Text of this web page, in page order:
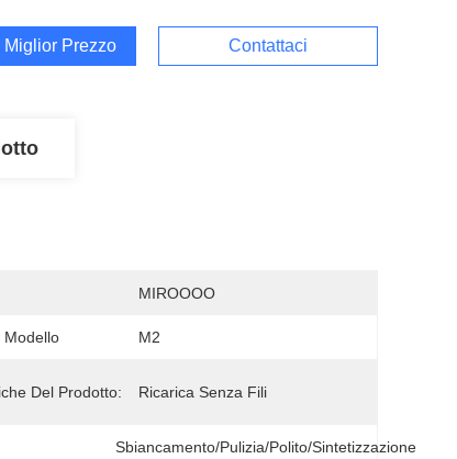
Miglior Prezzo Contattaci
MIROOOO
Modello M2
Del Prodotto: Ricarica Senza Fili
Sbiancamento/pulizia/polito/sintetizzazione